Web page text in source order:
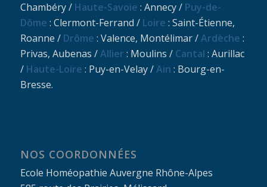
Chambéry / Haute-Savoie : Annecy / Puy-de-
Dôme : Clermont-Ferrand / Loire : Saint-Étienne,
Roanne / Drôme : Valence, Montélimar /Ardèche :
Privas, Aubenas /Allier : Moulins / Cantal : Aurillac
/ Haute-Loire : Puy-en-Velay /Ain : Bourg-en-
Bresse.
NOS COORDONNÉES
Ecole Homéopathie Auvergne Rhône-Alpes